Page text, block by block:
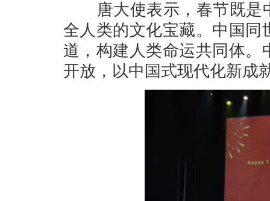
唐大使表示，春节既是
全人类的文化宝藏。中国
道，构建人类命运共同体
开放，以中国式现代化新成